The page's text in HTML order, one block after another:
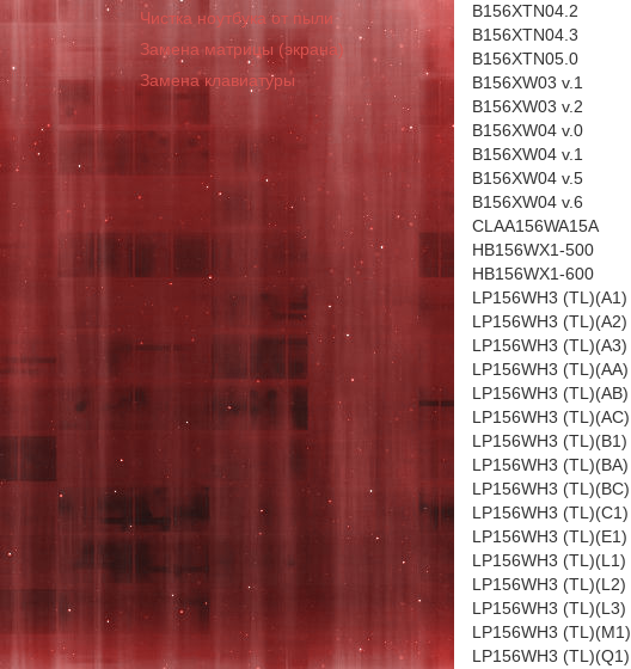
Чистка ноутбука от пыли
Замена матрицы (экрана)
Замена клавиатуры
B156XTN04.2
B156XTN04.3
B156XTN05.0
B156XW03 v.1
B156XW03 v.2
B156XW04 v.0
B156XW04 v.1
B156XW04 v.5
B156XW04 v.6
CLAA156WA15A
HB156WX1-500
HB156WX1-600
LP156WH3 (TL)(A1)
LP156WH3 (TL)(A2)
LP156WH3 (TL)(A3)
LP156WH3 (TL)(AA)
LP156WH3 (TL)(AB)
LP156WH3 (TL)(AC)
LP156WH3 (TL)(B1)
LP156WH3 (TL)(BA)
LP156WH3 (TL)(BC)
LP156WH3 (TL)(C1)
LP156WH3 (TL)(E1)
LP156WH3 (TL)(L1)
LP156WH3 (TL)(L2)
LP156WH3 (TL)(L3)
LP156WH3 (TL)(M1)
LP156WH3 (TL)(Q1)